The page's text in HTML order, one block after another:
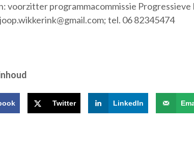
voorzitter programmacommissie
tel. 06 82345474
Twitter LinkedIn